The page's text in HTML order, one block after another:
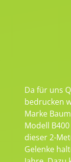
Da für uns
bedrucken
Marke
Modell
dieser 2-
Gelenke